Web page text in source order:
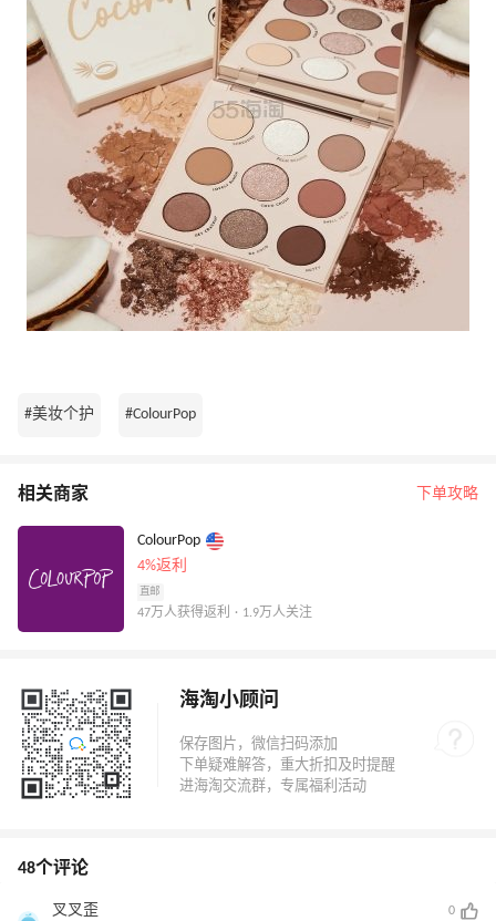
#美妆个护 #ColourPop
相关商家 下单攻略
ColourPop
4%返利
直邮
47万人获得返利 · 1.9万人关注
海淘小顾问
48个评论
叉叉歪
0